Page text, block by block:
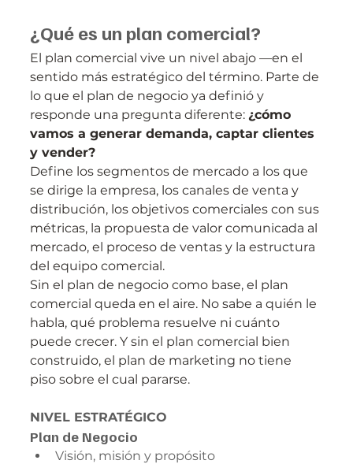
¿Qué es un plan comercial?
El plan comercial vive un nivel abajo —en el
sentido más estratégico del término. Parte de
lo que el plan de negocio ya definió y
responde una pregunta diferente: ¿cómo
vamos a generar demanda, captar clientes
y vender?
Define los segmentos de mercado a los que
se dirige la empresa, los canales de venta y
distribución, los objetivos comerciales con sus
métricas, la propuesta de valor comunicada al
mercado, el proceso de ventas y la estructura
del equipo comercial.
Sin el plan de negocio como base, el plan
comercial queda en el aire. No sabe a quién le
habla, qué problema resuelve ni cuánto
puede crecer. Y sin el plan comercial bien
construido, el plan de marketing no tiene
piso sobre el cual pararse.
NIVEL ESTRATÉGICO
Plan de Negocio
Visión, misión y propósito